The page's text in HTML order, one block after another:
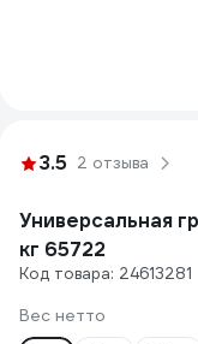
3.5 2 отзыва
Универсальная
кг 65722
Код товара: 24613281
Вес нетто